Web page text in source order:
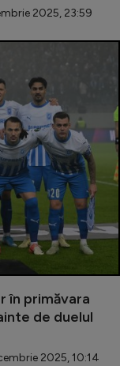
2025, 23:59
în primăvara
de duelul
2025, 10:14